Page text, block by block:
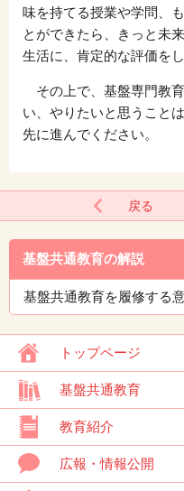
味を持てる授業や学問、
とができたら、きっと未
生活に、肯定的な評価を
その上で、基盤専門教
い、やりたいと思うこと
先に進んでください。
戻る
基盤共通教育の解説
基盤共通教育を履修する
トップページ
基盤共通教育
教育紹介
広報・情報公開